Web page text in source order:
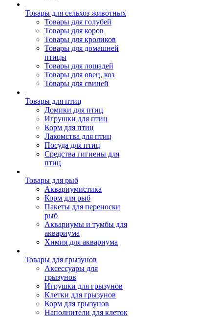
Товары для сельхоз животных
Товары для голубей
Товары для коров
Товары для кроликов
Товары для домашней
птицы
Товары для лошадей
Товары для овец, коз
Товары для свиней
Товары для птиц
Домики для птиц
Игрушки для птиц
Корм для птиц
Лакомства для птиц
Посуда для птиц
Средства гигиены для
птиц
Товары для рыб
Аквариумистика
Корм для рыб
Пакеты для переноски
рыб
Аквариумы и тумбы для
аквариума
Химия для аквариума
Товары для грызунов
Аксессуары для
грызунов
Игрушки для грызунов
Клетки для грызунов
Корм для грызунов
Наполнители для клеток